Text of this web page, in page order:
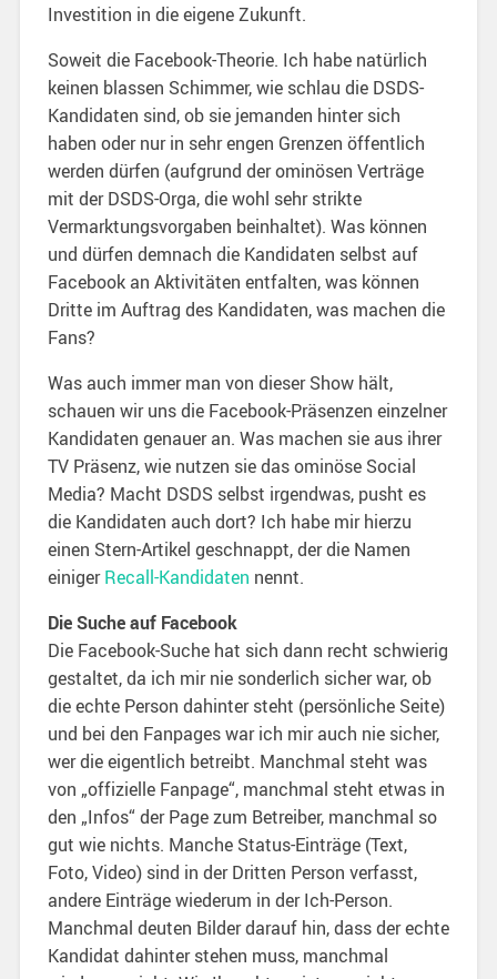
Investition in die eigene Zukunft.
Soweit die Facebook-Theorie. Ich habe natürlich
keinen blassen Schimmer, wie schlau die DSDS-
Kandidaten sind, ob sie jemanden hinter sich
haben oder nur in sehr engen Grenzen öffentlich
werden dürfen (aufgrund der ominösen Verträge
mit der DSDS-Orga, die wohl sehr strikte
Vermarktungsvorgaben beinhaltet). Was können
und dürfen demnach die Kandidaten selbst auf
Facebook an Aktivitäten entfalten, was können
Dritte im Auftrag des Kandidaten, was machen die
Fans?
Was auch immer man von dieser Show hält,
schauen wir uns die Facebook-Präsenzen einzelner
Kandidaten genauer an. Was machen sie aus ihrer
TV Präsenz, wie nutzen sie das ominöse Social
Media? Macht DSDS selbst irgendwas, pusht es
die Kandidaten auch dort? Ich habe mir hierzu
einen Stern-Artikel geschnappt, der die Namen
einigerRecall-Kandidaten nennt.
Die Suche auf Facebook
Die Facebook-Suche hat sich dann recht schwierig
gestaltet, da ich mir nie sonderlich sicher war, ob
die echte Person dahinter steht (persönliche Seite)
und bei den Fanpages war ich mir auch nie sicher,
wer die eigentlich betreibt. Manchmal steht was
von „offizielle Fanpage“, manchmal steht etwas in
den „Infos“ der Page zum Betreiber, manchmal so
gut wie nichts. Manche Status-Einträge (Text,
Foto, Video) sind in der Dritten Person verfasst,
andere Einträge wiederum in der Ich-Person.
Manchmal deuten Bilder darauf hin, dass der echte
Kandidat dahinter stehen muss, manchmal